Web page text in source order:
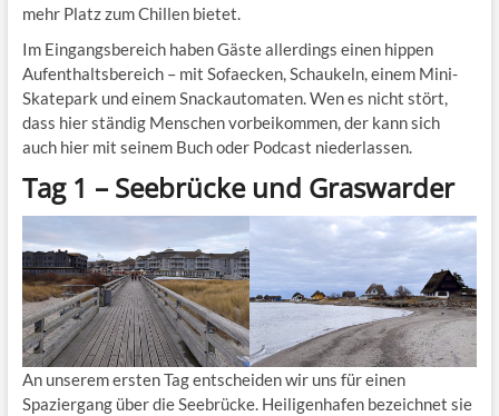
mehr Platz zum Chillen bietet.
Im Eingangsbereich haben Gäste allerdings einen hippen
Aufenthaltsbereich – mit Sofaecken, Schaukeln, einem Mini-
Skatepark und einem Snackautomaten. Wen es nicht stört,
dass hier ständig Menschen vorbeikommen, der kann sich
auch hier mit seinem Buch oder Podcast niederlassen.
Tag 1 – Seebrücke und Graswarder
An unserem ersten Tag entscheiden wir uns für einen
Spaziergang über die Seebrücke. Heiligenhafen bezeichnet sie